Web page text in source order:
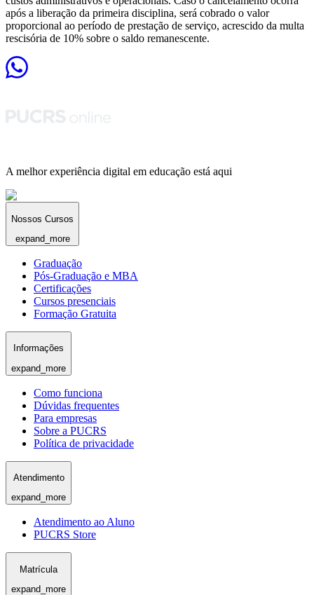
após a liberação da primeira disciplina, será cobrado o valor
proporcional ao período de prestação de serviço, acrescido da multa
rescisória de 10% sobre o saldo remanescente.
A melhor experiência digital em educação está aqui
Nossos Cursos
expand_more
Graduação
Pós-Graduação e MBA
Certificações
Cursos presenciais
Formação Gratuita
Informações
expand_more
Como funciona
Dúvidas frequentes
Para empresas
Sobre a PUCRS
Política de privacidade
Atendimento
expand_more
Atendimento ao Aluno
PUCRS Store
Matrícula
expand_more